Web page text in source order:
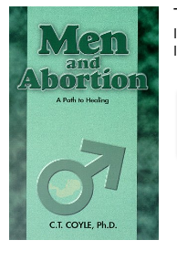
Vendedores
Comenzar a vender
Ayuda